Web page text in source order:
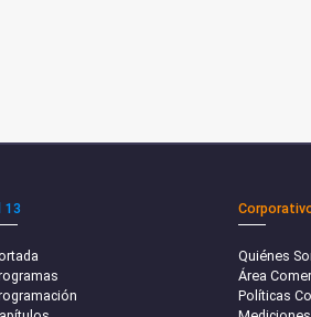
13
Quiénes
Área
Políticas